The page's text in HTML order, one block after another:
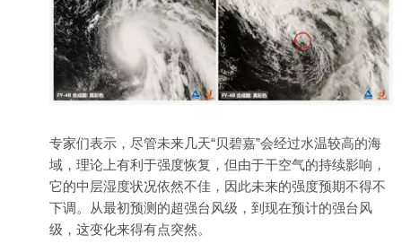
专家们表示，尽管未来几天“贝碧嘉”会经过水温较高的海
域，理论上有利于强度恢复，但由于干空气的持续影响，
它的中层湿度状况依然不佳，因此未来的强度预期不得不
下调。从最初预测的超强台风级，到现在预计的强台风
级，这变化来得有点突然。